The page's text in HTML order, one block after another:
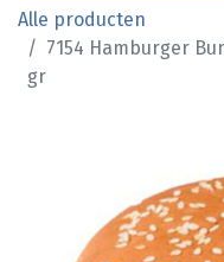
Alle producten
7154 Hamburger
gr